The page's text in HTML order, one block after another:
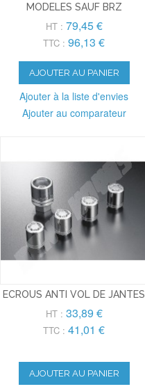
MODELES SAUF BRZ
HT : 79,45 €
TTC : 96,13 €
AJOUTER AU PANIER
Ajouter à la liste d'envies
Ajouter au comparateur
ECROUS ANTI VOL DE JANTES
HT : 33,89 €
TTC : 41,01 €
AJOUTER AU PANIER